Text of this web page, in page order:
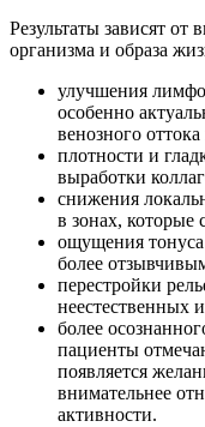
Результаты зависят
организма и образа
улучшения
особенно
венозного
плотности и
выработки
снижения
в зонах, которые
ощущения
более
перестройки
неестественных
более
пациенты
появляется
внимательнее
активности.